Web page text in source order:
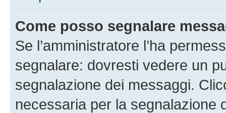
Come posso segnalare
Se l’amministratore l’ha
segnalare: dovresti vedere un
segnalazione dei messaggi.
necessaria per la segnalazione